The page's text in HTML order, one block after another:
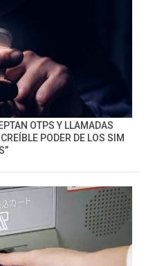
OTPS Y LLAMADAS
PODER DE LOS SIM